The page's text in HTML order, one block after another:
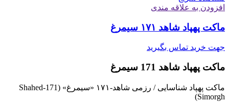
افزودن به علاقه مندی
ماکت پهپاد شاهد ۱۷۱ سیمرغ
جهت خرید تماس بگیرید
ماکت پهپاد شاهد 171 سیمرغ
ماکت پهپاد شناسایی / رزمی شاهد‑۱۷۱ «سیمرغ» (Shahed‑171
Simorgh)